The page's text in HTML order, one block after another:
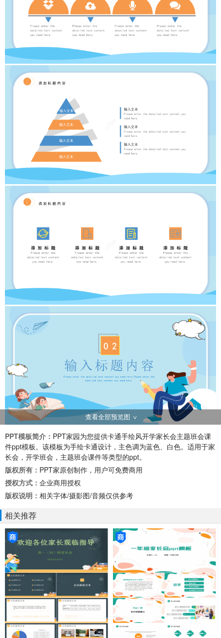
查看全部预览图
PPT模板简介： PPT家园为您提供卡通手绘风开学家长会主题班会课
件ppt模板。该模板为手绘卡通设计，主色调为蓝色、白色。适用于家
长会，开学班会，主题班会课件等类型的ppt。
版权所有： PPT家原创制作，用户可免费商用
授权方式： 企业商用授权
版权说明： 相关字体/摄影图/音频仅供参考
相关推荐